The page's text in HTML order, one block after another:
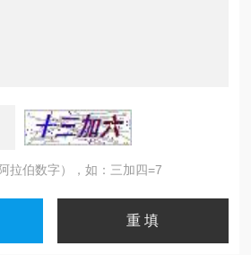
拉伯数字），如：三加四=7